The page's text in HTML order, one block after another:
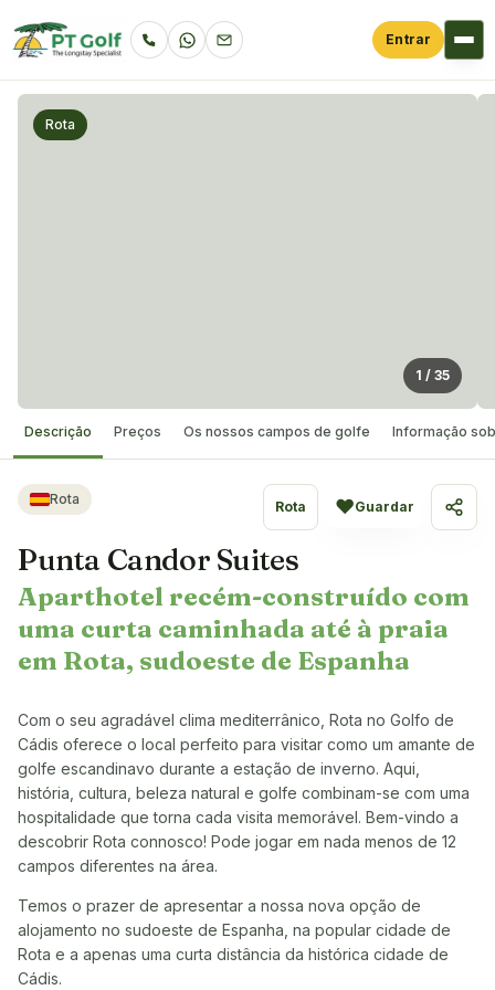
Entrar
Rota
1 / 35
Descrição Preços Os nossos campos de golfe Informação
Rota ♥Guardar
Rota
Punta Candor Suites
Aparthotel recém-construído com
uma curta caminhada até à praia
em Rota, sudoeste de Espanha
Com o seu agradável clima mediterrânico, Rota no Golfo de
Cádis oferece o local perfeito para visitar como um amante de
golfe escandinavo durante a estação de inverno. Aqui,
história, cultura, beleza natural e golfe combinam-se com uma
hospitalidade que torna cada visita memorável. Bem-vindo a
descobrir Rota connosco! Pode jogar em nada menos de 12
campos diferentes na área.
Temos o prazer de apresentar a nossa nova opção de
alojamento no sudoeste de Espanha, na popular cidade de
Rota e a apenas uma curta distância da histórica cidade de
Cádis.